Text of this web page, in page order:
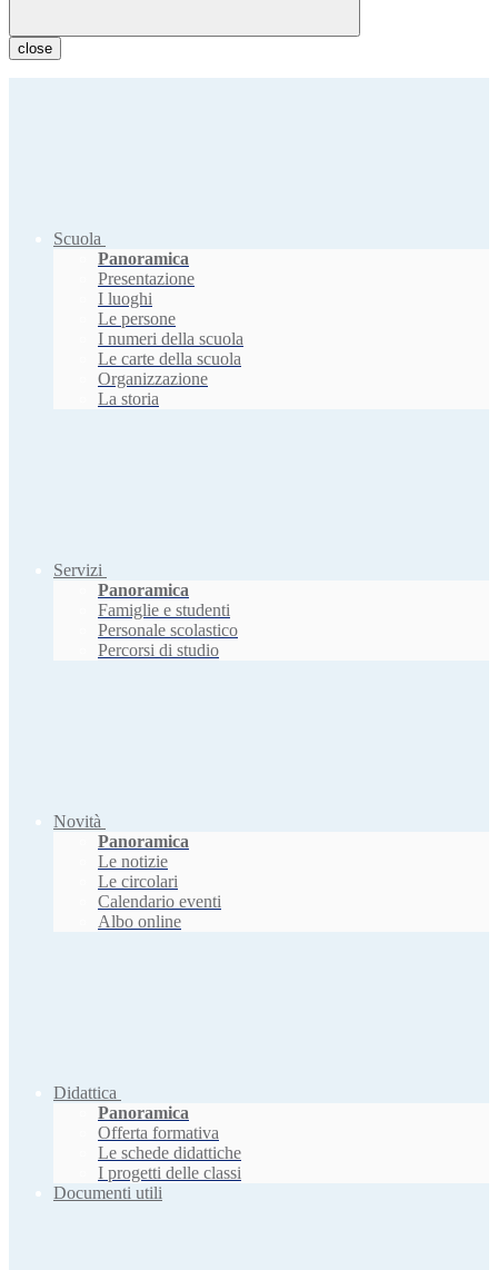
close
Scuola
Panoramica
Presentazione
I luoghi
Le persone
I numeri della scuola
Le carte della scuola
Organizzazione
La storia
Servizi
Panoramica
Famiglie e studenti
Personale scolastico
Percorsi di studio
Novità
Panoramica
Le notizie
Le circolari
Calendario eventi
Albo online
Didattica
Panoramica
Offerta formativa
Le schede didattiche
I progetti delle classi
Documenti utili